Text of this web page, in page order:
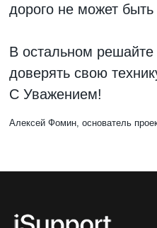
дорого не может быть
В остальном решайте
доверять свою
С Уважением!
Алексей Фомин, основатель